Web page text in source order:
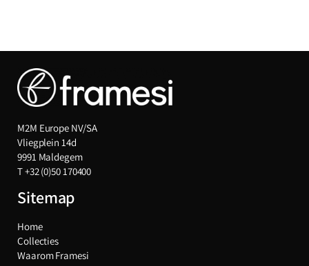
M2M Europe NV/SA
Vliegplein 14d
9991 Maldegem
T+32 (0)50 170400
Sitemap
Home
Collecties
Waarom Framesi